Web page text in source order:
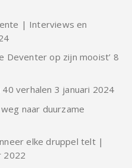
| Interviews en
Deventer op zijn mooist’ 8
verhalen 3 januari 2024
naar duurzame
elke druppel telt |
2022